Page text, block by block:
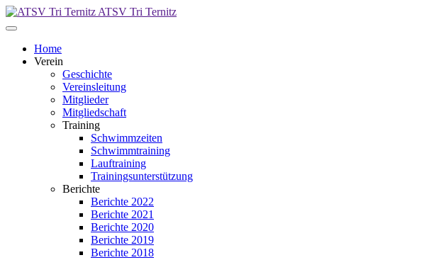
ATSV Tri Ternitz
Home
Verein
Geschichte
Vereinsleitung
Mitglieder
Mitgliedschaft
Training
Schwimmzeiten
Schwimmtraining
Lauftraining
Trainingsunterstützung
Berichte
Berichte 2022
Berichte 2021
Berichte 2020
Berichte 2019
Berichte 2018